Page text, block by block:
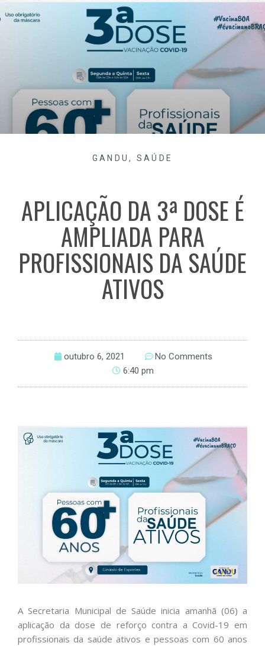
GANDU, SAÚDE
APLICAÇÃO DA 3ª DOSE É
AMPLIADA PARA
PROFISSIONAIS DA SAÚDE
ATIVOS
outubro 6, 2021
No Comments
6:40 pm
A Secretaria Municipal de Saúde inicia amanhã (06) a
aplicação da dose de reforço contra a Covid-19 em
profissionais da saúde ativos e pessoas com 60 anos